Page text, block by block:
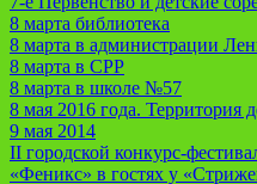
8 марта библиотека
8 марта в администрации
8 марта в СРР
8 марта в школе №57
8 мая 2016 года. Территория
9 мая 2014
II городской конкурс-
«Феникс» в гостях у